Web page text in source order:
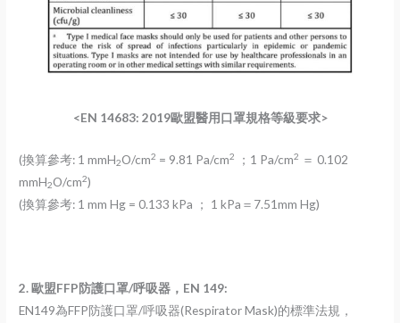
<EN 14683: 2019歐盟醫用口罩規格等級要求>
(換算參考: 1 mmH2O/cm2 = 9.81 Pa/cm2 ；1 Pa/cm2 ＝ 0.102
mmH2O/cm2)
(換算參考: 1 mm Hg = 0.133 kPa ； 1 kPa＝7.51mm Hg)
2.歐盟FFP防護口罩/呼吸器，EN 149:
EN149為FFP防護口罩/呼吸器(Respirator Mask)的標準法規，